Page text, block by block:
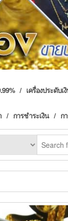
เครื่องประดับเ
การชำระเงิน ก